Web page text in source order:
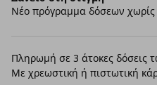
Νέο πρόγραμμα δόσεων χωρίς
Πληρωμή σε 3 άτοκες δόσεις
Με χρεωστική ή πιστωτική